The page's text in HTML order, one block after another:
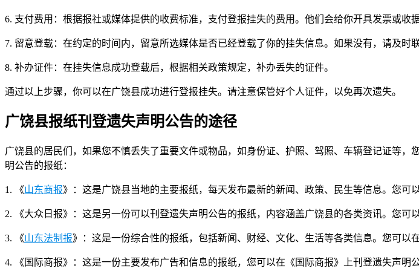
6. 支付费用：根据报社或媒体提供的收费标准，支付登报挂失的费用。他们会给你开具发票或收据
7. 留意登载：在约定的时间内，留意所选媒体是否已经登载了你的挂失信息。如果没有，请及时
8. 补办证件：在挂失信息成功登载后，根据相关政策规定，补办丢失的证件。
通过以上步骤，你可以在广饶县成功进行登报挂失。请注意保管好个人证件，以免再次遗失。
广饶县报纸刊登遗失声明公告的途径
广饶县的居民们，如果您不慎丢失了重要文件或物品，如身份证、护照、驾照、车辆登记证等
明公告的报纸：
1. 《山东商报》：这是广饶县当地的主要报纸，每天发布最新的新闻、政策、民生等信息。您可
2. 《大众日报》：这是另一份可以刊登遗失声明公告的报纸，内容涵盖广饶县的各类资讯。您可
3. 《山东法制报》：这是一份综合性的报纸，包括新闻、财经、文化、生活等各类信息。您可以
4. 《国际商报》：这是一份主要发布广告和信息的报纸，您可以在《国际商报》上刊登遗失声明公